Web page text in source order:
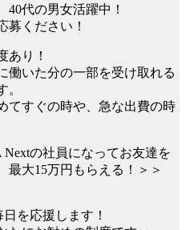
40代の男女活躍中！
募ください！
あり！
働いた分の一部を受け取れる
。
てすぐの時や、急な出費の時
Nextの社員になってお友達を
最大15万円もらえる！＞＞
を応援します！